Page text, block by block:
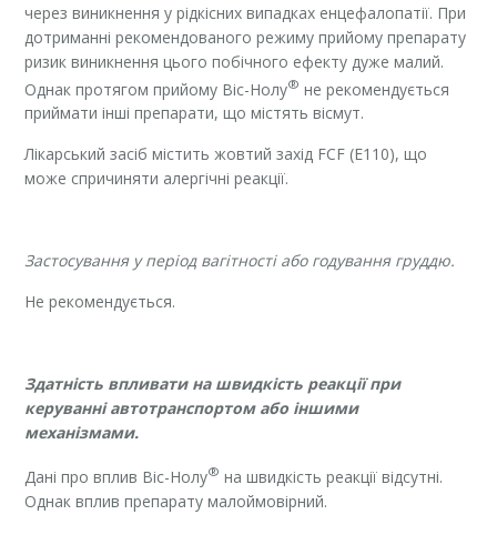
через виникнення у рідкісних випадках енцефалопатії. При
дотриманні рекомендованого режиму прийому препарату
ризик виникнення цього побічного ефекту дуже малий.
Однак протягом прийому Віс-Нолу® не рекомендується
приймати інші препарати, що містять вісмут.
Лікарський засіб містить жовтий захід FCF (Е110), що
може спричиняти алергічні реакції.
Застосування у період вагітності або годування груддю.
Не рекомендується.
Здатність впливати на швидкість реакції при
керуванні автотранспортом або іншими
механізмами.
Дані про вплив Віс-Нолу® на швидкість реакції відсутні.
Однак вплив препарату малоймовірний.